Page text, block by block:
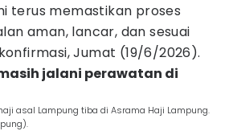
terus memastikan proses
aman, lancar, dan sesuai
Jumat (19/6/2026).
jalani perawatan di
asal Lampung tiba di Asrama Haji Lampung.